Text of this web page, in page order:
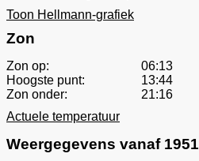
Toon Hellmann-grafiek
Zon
Zon op:
06:13
Hoogste punt:
13:44
Zon onder:
21:16
Actuele temperatuur
Weergegevens vanaf 1951